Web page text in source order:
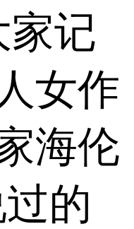
家记
女作
海伦
的